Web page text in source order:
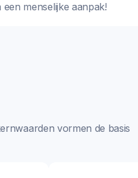
menselijke aanpak!
vormen de basis